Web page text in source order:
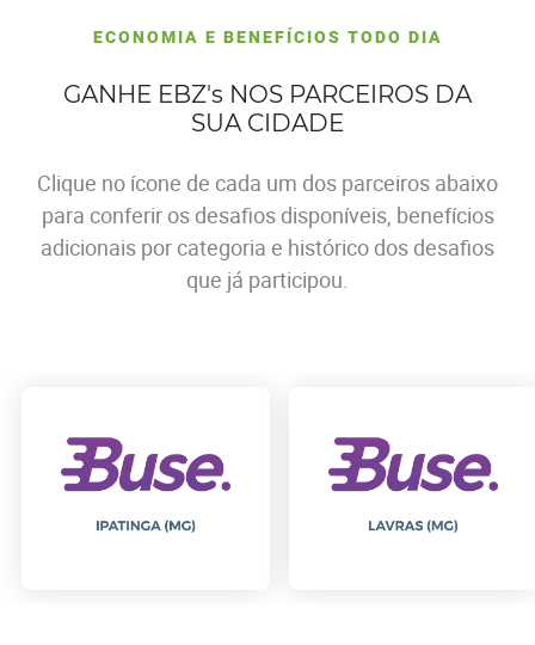
ECONOMIA E BENEFÍCIOS TODO DIA
GANHE EBZ's NOS PARCEIROS DA
SUA CIDADE
Clique no ícone de cada um dos parceiros abaixo
para conferir os desafios disponíveis, benefícios
adicionais por categoria e histórico dos desafios
que já participou.